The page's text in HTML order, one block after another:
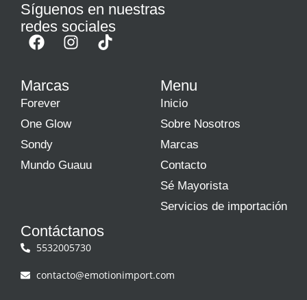
Síguenos en nuestras
redes sociales
Marcas
Forever
One Glow
Sondy
Mundo Guauu
Menu
Inicio
Sobre Nosotros
Marcas
Contacto
Sé Mayorista
Servicios de importación
Contáctanos
5532005730
contacto@emotionimport.com